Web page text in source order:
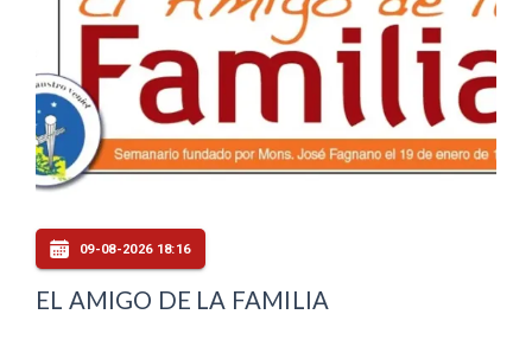
09-08-2026 18:16
EL AMIGO DE LA FAMILIA